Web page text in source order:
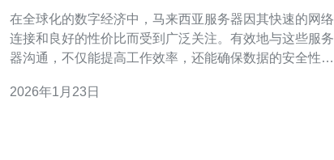
在全球化的数字经济中，马来西亚服务器因其快速的网络
连接和良好的性价比而受到广泛关注。有效地与这些服务
器沟通，不仅能提高工作效率，还能确保数据的安全性和
涵盖必要的工具、方法及注意事项。 选择哪种工具来与马
2026年1月23日